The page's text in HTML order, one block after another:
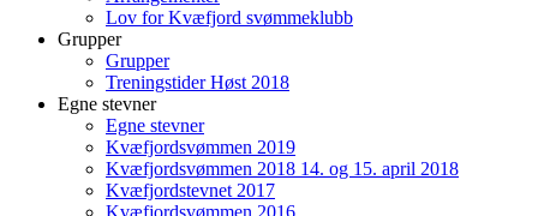
Lov for Kvæfjord svømmeklubb
Grupper
Grupper
Treningstider Høst 2018
Egne stevner
Egne stevner
Kvæfjordsvømmen 2019
Kvæfjordsvømmen 2018 14. og 15. april 2018
Kvæfjordstevnet 2017